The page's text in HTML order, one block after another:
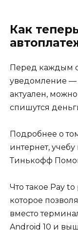
Как
Перед каждым
уведомление —
актуален,
спишутся
Подробнее о
интернет,
Тинькофф
Что такое Pay
которое
вместо
Android 10 и